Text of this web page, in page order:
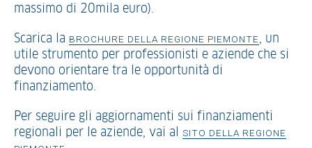
massimo di 20mila euro).
Scarica la BROCHURE DELLA REGIONE PIEMONTE, un
utile strumento per professionisti e aziende che si
devono orientare tra le opportunità di
finanziamento.
Per seguire gli aggiornamenti sui finanziamenti
regionali per le aziende, vai al SITO DELLA REGIONE